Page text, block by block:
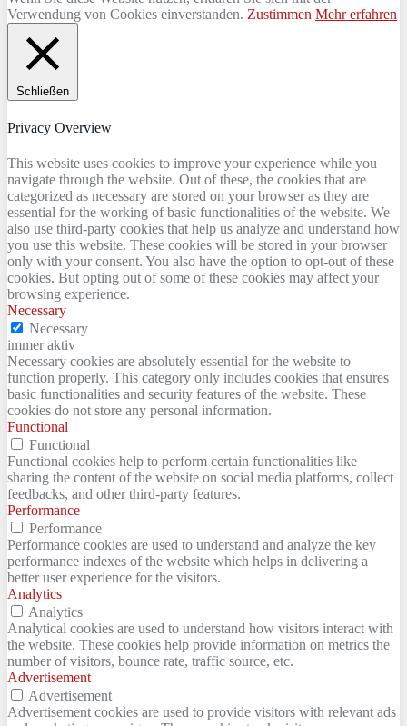
Verwendung von Cookies einverstanden. Zustimmen Mehr erfahren
Schließen
Privacy Overview
This website uses cookies to improve your experience while you
navigate through the website. Out of these, the cookies that are
categorized as necessary are stored on your browser as they are
essential for the working of basic functionalities of the website. We
also use third-party cookies that help us analyze and understand how
you use this website. These cookies will be stored in your browser
only with your consent. You also have the option to opt-out of these
cookies. But opting out of some of these cookies may affect your
browsing experience.
Necessary
Necessary
immer aktiv
Necessary cookies are absolutely essential for the website to
function properly. This category only includes cookies that ensures
basic functionalities and security features of the website. These
cookies do not store any personal information.
Functional
Functional
Functional cookies help to perform certain functionalities like
sharing the content of the website on social media platforms, collect
feedbacks, and other third-party features.
Performance
Performance
Performance cookies are used to understand and analyze the key
performance indexes of the website which helps in delivering a
better user experience for the visitors.
Analytics
Analytics
Analytical cookies are used to understand how visitors interact with
the website. These cookies help provide information on metrics the
number of visitors, bounce rate, traffic source, etc.
Advertisement
Advertisement
Advertisement cookies are used to provide visitors with relevant ads